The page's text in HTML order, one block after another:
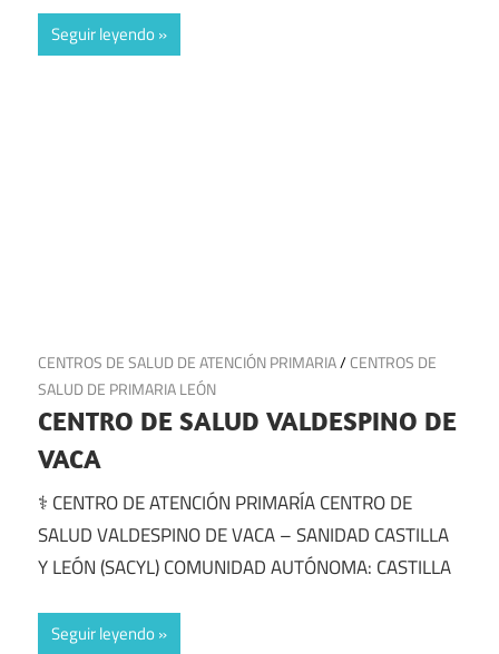
Seguir leyendo
14 de julio de 2025
CENTROS DE SALUD DE ATENCIÓN PRIMARIA/CENTROS DE
SALUD DE PRIMARIA LEÓN
CENTRO DE SALUD VALDESPINO DE
VACA
⚕️ CENTRO DE ATENCIÓN PRIMARÍA CENTRO DE
SALUD VALDESPINO DE VACA – SANIDAD CASTILLA
Y LEÓN (SACYL) COMUNIDAD AUTÓNOMA: CASTILLA
Seguir leyendo